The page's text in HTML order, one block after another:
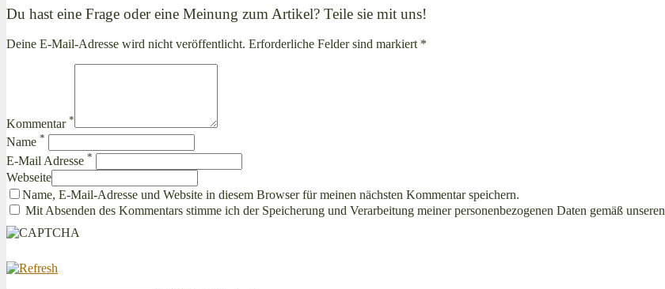
Du hast eine Frage oder eine Meinung zum Artikel? Teile sie mit uns!
Deine E-Mail-Adresse wird nicht veröffentlicht. Erforderliche Felder sind markiert *
Kommentar *
Name *
E-Mail Adresse *
Webseite
Name, E-Mail-Adresse und Website in diesem Browser für meinen nächsten Kommentar speichern.
Mit Absenden des Kommentars stimme ich der Speicherung und Verarbeitung meiner personenbezogenen Daten gemäß unseren